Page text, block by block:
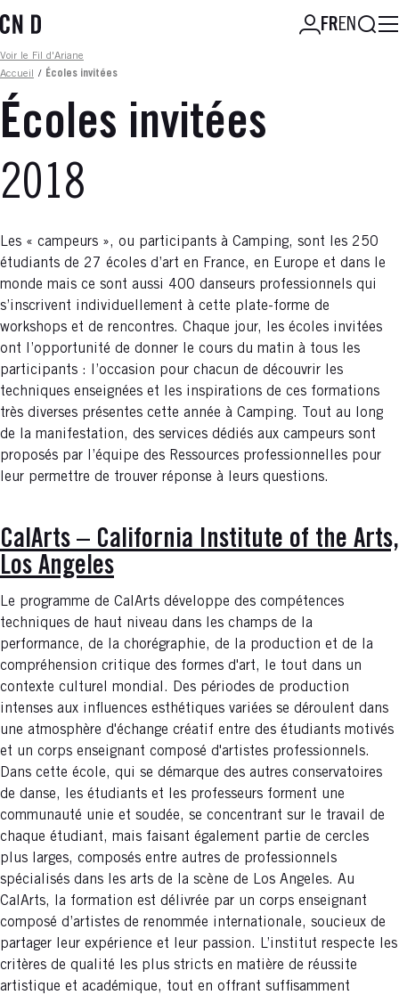
au
principal
FREN
Fil d'ariane
Voir le Fil d'Ariane
Accueil
/ Écoles invitées
Écoles invitées
2018
Les « campeurs », ou participants à Camping, sont les 250
étudiants de 27 écoles d’art en France, en Europe et dans le
monde mais ce sont aussi 400 danseurs professionnels qui
s’inscrivent individuellement à cette plate-forme de
workshops et de rencontres. Chaque jour, les écoles invitées
ont l’opportunité de donner le cours du matin à tous les
participants : l’occasion pour chacun de découvrir les
techniques enseignées et les inspirations de ces formations
très diverses présentes cette année à Camping. Tout au long
de la manifestation, des services dédiés aux campeurs sont
proposés par l’équipe des Ressources professionnelles pour
leur permettre de trouver réponse à leurs questions.
CalArts – California Institute of the Arts,
Los Angeles
Le programme de CalArts développe des compétences
techniques de haut niveau dans les champs de la
performance, de la chorégraphie, de la production et de la
compréhension critique des formes d'art, le tout dans un
contexte culturel mondial. Des périodes de production
intenses aux influences esthétiques variées se déroulent dans
une atmosphère d'échange créatif entre des étudiants motivés
et un corps enseignant composé d'artistes professionnels.
Dans cette école, qui se démarque des autres conservatoires
de danse, les étudiants et les professeurs forment une
communauté unie et soudée, se concentrant sur le travail de
chaque étudiant, mais faisant également partie de cercles
plus larges, composés entre autres de professionnels
spécialisés dans les arts de la scène de Los Angeles. Au
CalArts, la formation est délivrée par un corps enseignant
composé d’artistes de renommée internationale, soucieux de
partager leur expérience et leur passion. L’institut respecte les
critères de qualité les plus stricts en matière de réussite
artistique et académique, tout en offrant suffisamment